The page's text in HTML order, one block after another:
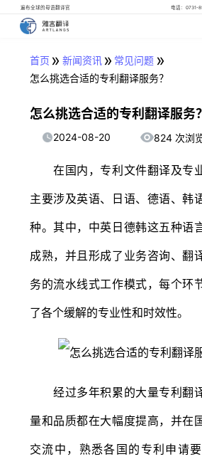
遍布全球的母语翻译官 电话：0731-
首页 » 新闻资讯» 常见问题 »
怎么挑选合适的专利翻译服务？
怎么挑选合适的专利翻译服务？
2024-08-20 824 次浏
在国内，专利文件翻译及专
主要涉及英语、日语、德语、韩
种。其中，中英日德韩这五种语
成熟，并且形成了业务咨询、翻
务的流水线式工作模式，每个环
了各个缓解的专业性和时效性。
经过多年积累的大量专利翻
量和品质都在大幅度提高，并在
交流中，熟悉各国的专利申请